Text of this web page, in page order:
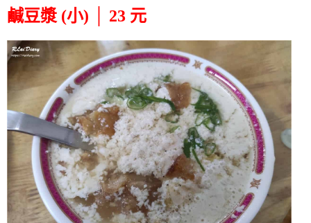
鹹豆漿 (小) │ 23 元